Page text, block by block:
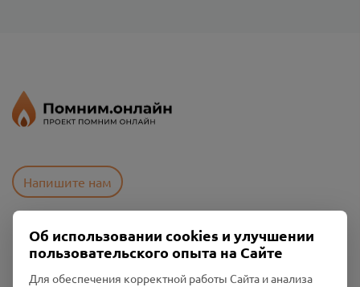
Напишите нам
Пользовательское соглашение
Политика конфиденциальности
Промо-материалы
Об использовании cookies и улучшении
пользовательского опыта на Сайте
Для обеспечения корректной работы Сайта и анализа